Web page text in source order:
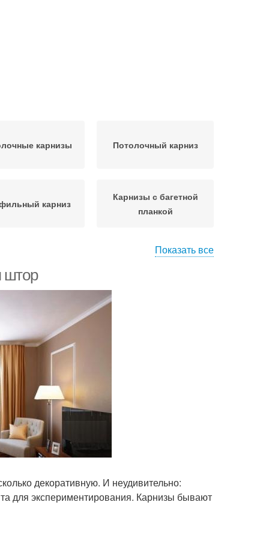
карнизы Потолочный карниз
карниз
Карнизы с багетной
планкой
Показать все
штор
декоративную. И неудивительно:
для экспериментирования. Карнизы бывают